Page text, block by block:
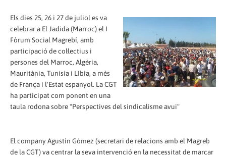
Els dies 25, 26 i 27 de juliol es va
celebrar a El Jadida (Marroc) el I
Fòrum Social Magrebí, amb
participació de col·lectius i
persones del Marroc, Algèria,
Mauritània, Tunisia i Líbia, a més
de França i l'Estat espanyol. La CGT
ha participat com ponent en una
taula rodona sobre "Perspectives del sindicalisme avui"
El company Agustín Gómez (secretari de relacions amb el Magreb
de la CGT) va centrar la seva intervenció en la necessitat de marcar